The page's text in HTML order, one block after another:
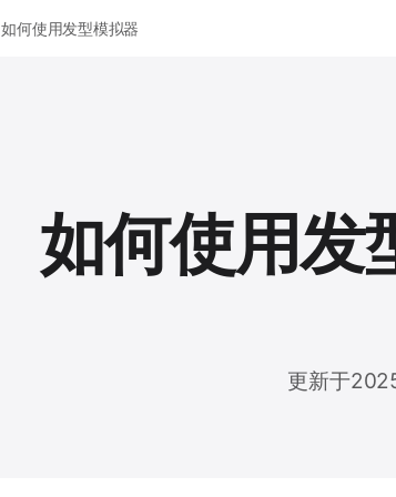
如何使用发型模拟器
如何使用发
更新于